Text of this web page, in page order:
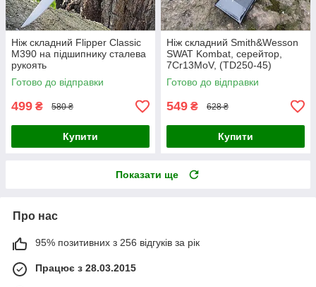
Ніж складний Flipper Classic
M390 на підшипнику сталева
рукоять
Готово до відправки
499 ₴ 580 ₴
Купити
Ніж складний Smith&Wesson
SWAT Kombat, серейтор,
7Cr13MoV, (TD250-45)
Готово до відправки
549 ₴ 628 ₴
Купити
Показати ще
Про нас
95% позитивних з 256 відгуків за рік
Працює з 28.03.2015